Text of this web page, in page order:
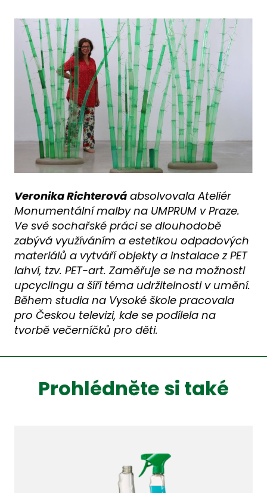
Veronika Richterová absolvovala Ateliér
Monumentální malby na UMPRUM v Praze.
Ve své sochařské práci se dlouhodobě
zabývá využíváním a estetikou odpadových
materiálů a vytváří objekty a instalace z PET
lahví, tzv. PET-art. Zaměřuje se na možnosti
upcyclingu a šíří téma udržitelnosti v umění.
Během studia na Vysoké škole pracovala
pro Českou televizi, kde se podílela na
tvorbě večerníčků pro děti.
Prohlédněte si také